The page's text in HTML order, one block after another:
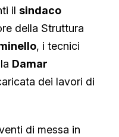
il sindaco
della Struttura
, i tecnici
Damar
dei lavori di
di messa in